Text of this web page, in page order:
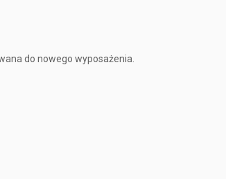
do nowego wyposażenia.